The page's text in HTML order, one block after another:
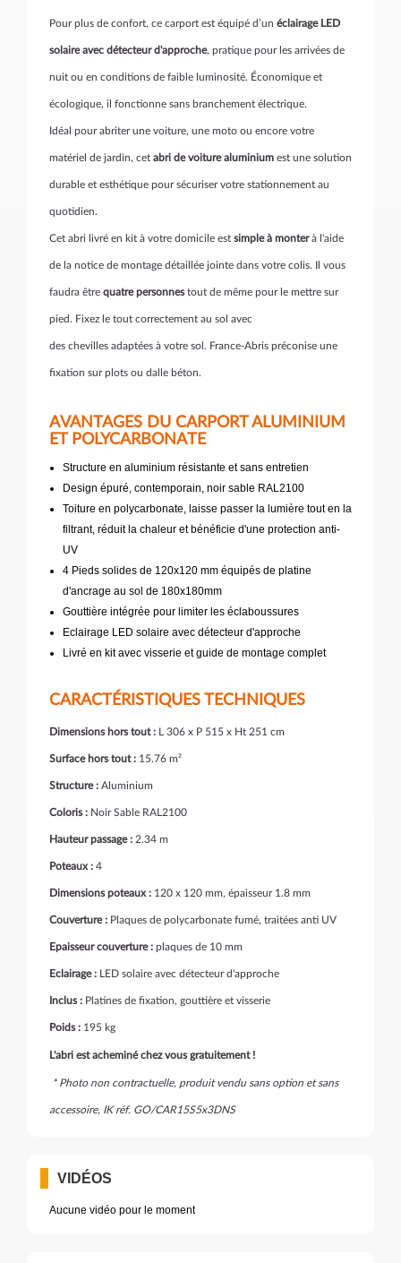
Pour plus de confort, ce carport est équipé d’un éclairage LED
solaire avec détecteur d'approche, pratique pour les arrivées de
nuit ou en conditions de faible luminosité. Économique et
écologique, il fonctionne sans branchement électrique.
Idéal pour abriter une voiture, une moto ou encore votre
matériel de jardin, cet abri de voiture aluminium est une solution
durable et esthétique pour sécuriser votre stationnement au
quotidien.
Cet abri livré en kit à votre domicile est simple à monterà l'aide
de la notice de montage détaillée jointe dans votre colis. Il vous
faudra être quatre personnestout de même pour le mettre sur
pied. Fixez le tout correctement au sol avec
des chevilles adaptées à votre sol. France-Abris préconise une
fixation sur plots ou dalle béton.
AVANTAGES DU CARPORT ALUMINIUM
ET POLYCARBONATE
Structure en aluminium résistante et sans entretien
Design épuré, contemporain, noir sable RAL2100
Toiture en polycarbonate, laisse passer la lumière tout en la
filtrant, réduit la chaleur et bénéficie d'une protection anti-
UV
4 Pieds solides de 120x120 mm équipés de platine
d'ancrage au sol de 180x180mm
Gouttière intégrée pour limiter les éclaboussures
Eclairage LED solaire avec détecteur d'approche
Livré en kit avec visserie et guide de montage complet
CARACTÉRISTIQUES TECHNIQUES
Dimensions hors tout : L 306 x P 515 x Ht 251 cm
Surface hors tout : 15.76 m²
Structure : Aluminium
Coloris : Noir Sable RAL2100
Hauteur passage : 2.34 m
Poteaux : 4
Dimensions poteaux : 120 x 120 mm, épaisseur 1.8 mm
Couverture : Plaques de polycarbonate fumé, traitées anti UV
Epaisseur couverture : plaques de 10 mm
Eclairage : LED solaire avec détecteur d'approche
Inclus : Platines de fixation, gouttière et visserie
Poids : 195 kg
L'abri est acheminé chez vous gratuitement !
* Photo non contractuelle, produit vendu sans option et sans
accessoire, IK réf. GO/CAR15S5x3DNS
VIDÉOS
Aucune vidéo pour le moment